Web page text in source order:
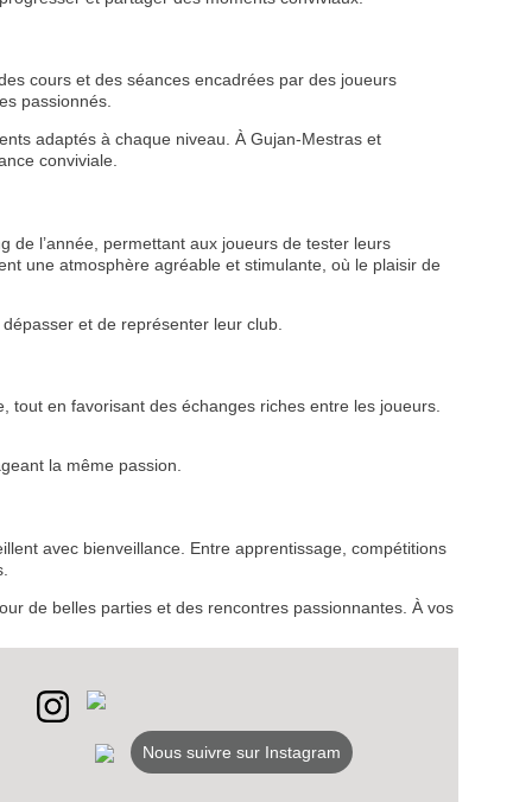
cours et des séances encadrées par des joueurs
passionnés.
adaptés à chaque niveau. À Gujan-Mestras et
conviviale.
de l’année, permettant aux joueurs de tester leurs
une atmosphère agréable et stimulante, où le plaisir de
et de représenter leur club.
tout en favorisant des échanges riches entre les joueurs.
la même passion.
avec bienveillance. Entre apprentissage, compétitions
de belles parties et des rencontres passionnantes. À vos
Nous suivre sur Instagram